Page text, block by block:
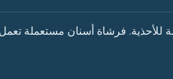
فرشاة أسنان مستعملة